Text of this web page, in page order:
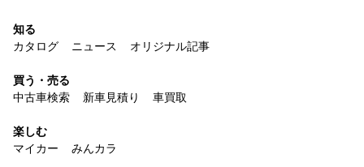
知る
カタログ
ニュース オリジナル記事
買う・売る
中古車検索
新車見積り 車買取
楽しむ
マイカー
みんカラ